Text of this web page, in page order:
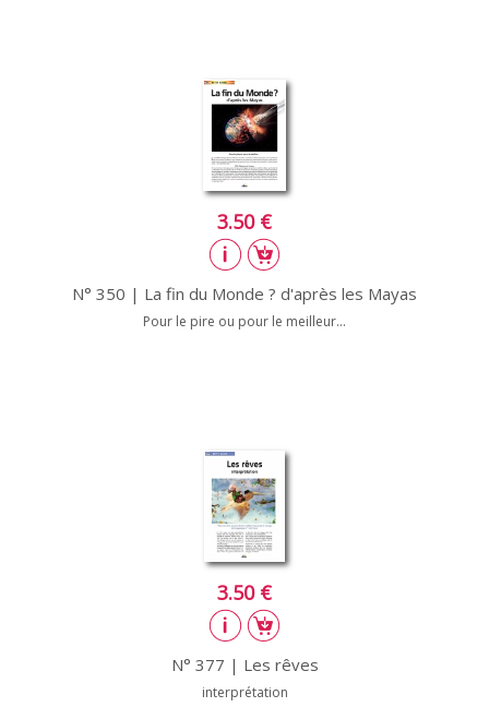
3.50 €
N° 350 | La fin du Monde ? d'après les Mayas
Pour le pire ou pour le meilleur...
3.50 €
N° 377 | Les rêves
interprétation